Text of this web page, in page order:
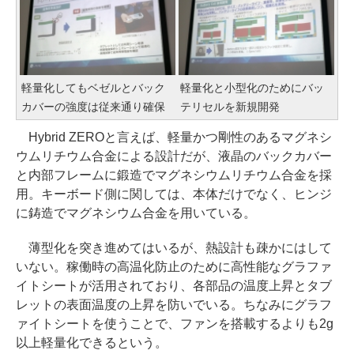
軽量化してもベゼルとバック
カバーの強度は従来通り確保
軽量化と小型化のためにバッ
テリセルを新規開発
Hybrid ZEROと言えば、軽量かつ剛性のあるマグネシ
ウムリチウム合金による設計だが、液晶のバックカバー
と内部フレームに鍛造でマグネシウムリチウム合金を採
用。キーボード側に関しては、本体だけでなく、ヒンジ
に鋳造でマグネシウム合金を用いている。
薄型化を突き進めてはいるが、熱設計も疎かにはして
いない。稼働時の高温化防止のために高性能なグラファ
イトシートが活用されており、各部品の温度上昇とタブ
レットの表面温度の上昇を防いでいる。ちなみにグラフ
ァイトシートを使うことで、ファンを搭載するよりも2g
以上軽量化できるという。